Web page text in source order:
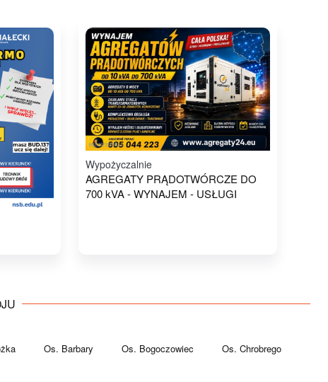
Wypożyczalnie
AGREGATY PRĄDOTWÓRCZE DO
700 kVA - WYNAJEM - USŁUGI
Os. Barbary Os. Bogoczowiec Os. Chrobrego